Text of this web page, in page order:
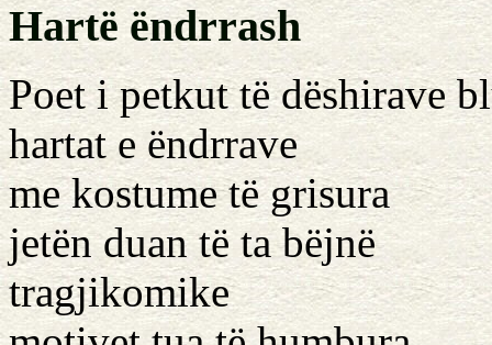
Hartë ëndrrash
Poet i petkut të dëshirave
hartat e ëndrrave
me kostume të grisura
jetën duan të ta bëjnë
tragjikomike